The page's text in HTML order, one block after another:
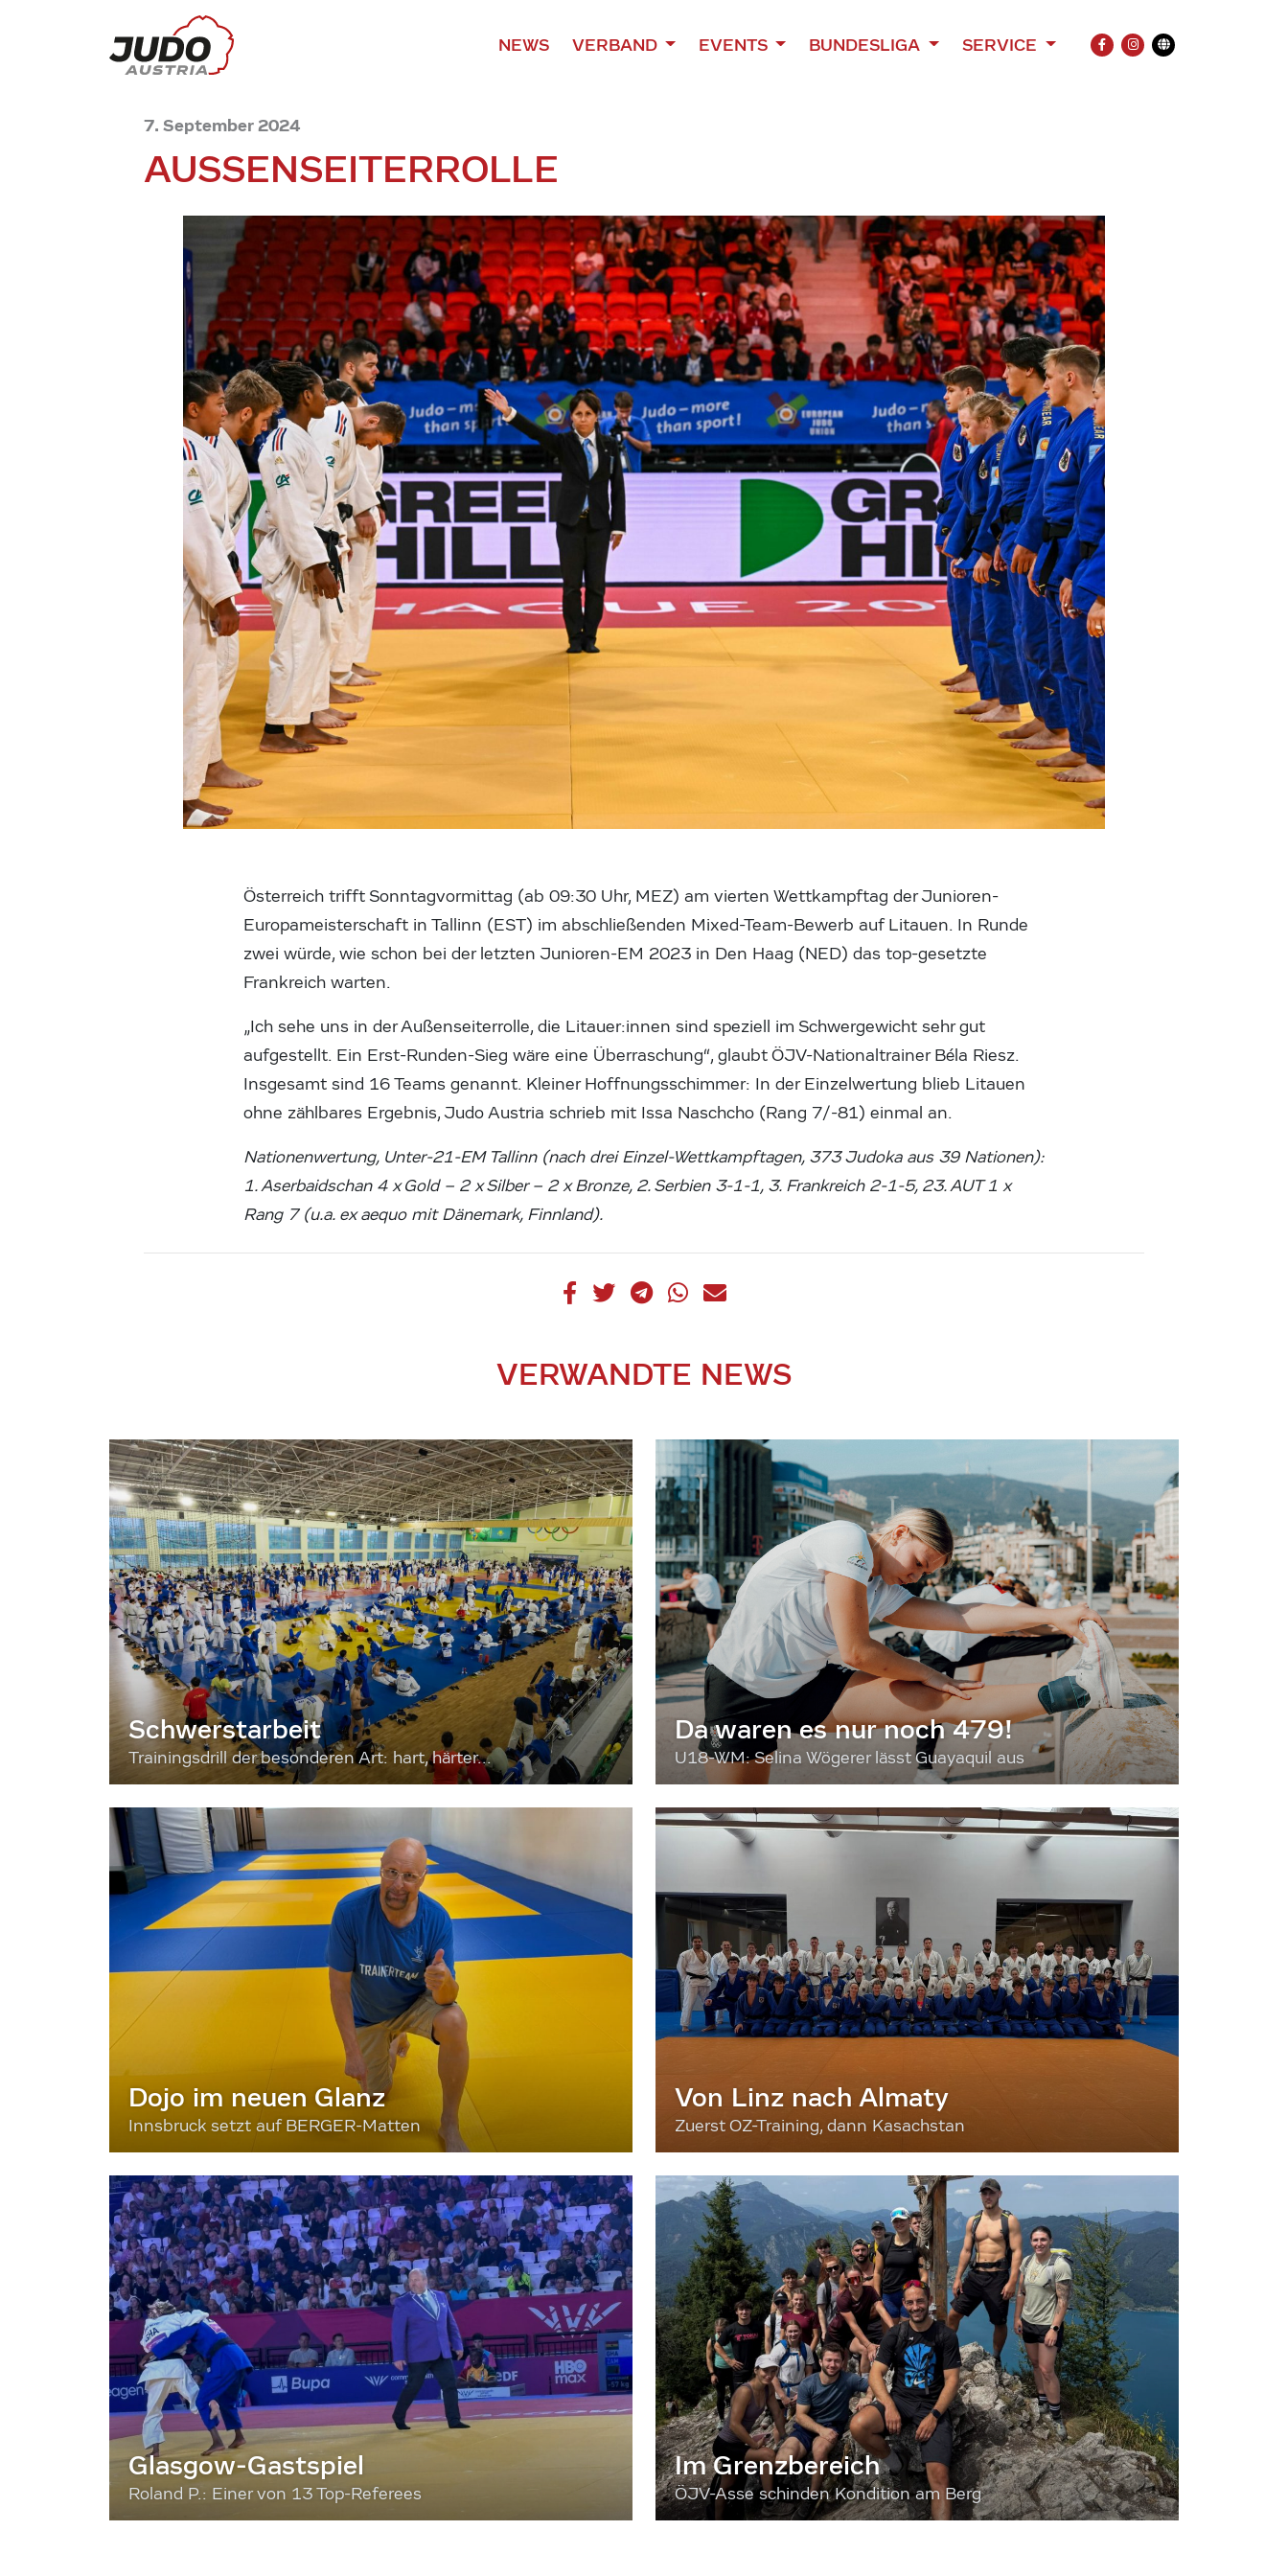
NEWS VERBAND EVENTS BUNDESLIGA SERVICE
FACEBOOK
INSTAGRAM
Übersetzung
7. September 2024
AUSSENSEITERROLLE
Österreich trifft Sonntagvormittag (ab 09:30 Uhr, MEZ) am vierten Wettkampftag der Junioren-
Europameisterschaft in Tallinn (EST) im abschließenden Mixed-Team-Bewerb auf Litauen. In Runde
zwei würde, wie schon bei der letzten Junioren-EM 2023 in Den Haag (NED) das top-gesetzte
Frankreich warten.
„Ich sehe uns in der Außenseiterrolle, die Litauer:innen sind speziell im Schwergewicht sehr gut
aufgestellt. Ein Erst-Runden-Sieg wäre eine Überraschung“, glaubt ÖJV-Nationaltrainer Béla Riesz.
Insgesamt sind 16 Teams genannt. Kleiner Hoffnungsschimmer: In der Einzelwertung blieb Litauen
ohne zählbares Ergebnis, Judo Austria schrieb mit Issa Naschcho (Rang 7/-81) einmal an.
Nationenwertung, Unter-21-EM Tallinn (nach drei Einzel-Wettkampftagen, 373 Judoka aus 39 Nationen):
1. Aserbaidschan 4 x Gold – 2 x Silber – 2 x Bronze, 2. Serbien 3-1-1, 3. Frankreich 2-1-5, 23. AUT 1 x
Rang 7 (u.a. ex aequo mit Dänemark, Finnland).
VERWANDTE NEWS
Schwerstarbeit
Trainingsdrill der besonderen Art: hart, härter...
Da waren es nur noch 479!
U18-WM: Selina Wögerer lässt Guayaquil aus
Dojo im neuen Glanz
Innsbruck setzt auf BERGER-Matten
Von Linz nach Almaty
Zuerst OZ-Training, dann Kasachstan
Glasgow-Gastspiel
Roland P.: Einer von 13 Top-Referees
Im Grenzbereich
ÖJV-Asse schinden Kondition am Berg